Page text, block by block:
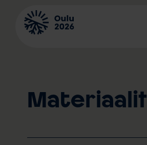
sisältöön
Materiaalit